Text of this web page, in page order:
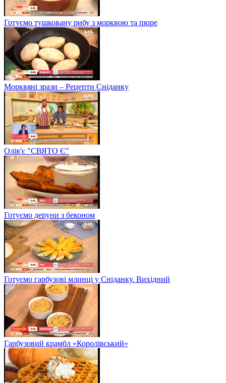
Готуємо тушковану рибу з морквою та пюре
Морквяні зрази – Рецепти Сніданку
Олів'є "СВЯТО Є"
Готуємо деруни з беконом
Готуємо гарбузові млинці у Сніданку. Вихідний
Гарбузовий крамбл «Королівський»